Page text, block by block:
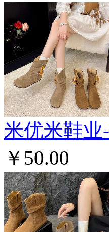
米优米鞋业
￥50.00